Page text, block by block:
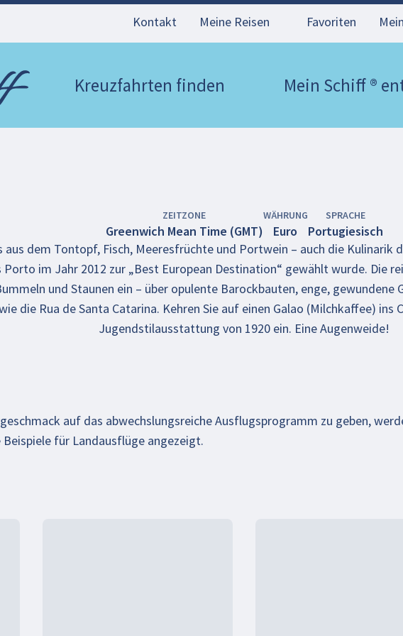
Kontakt Meine Reisen Favoriten
Kreuzfahrten finden Mein Schiff ®
aus dem Tontopf, Fisch, Meeresfrüchte und Portwein – auch die
Porto im Jahr 2012 zur „Best European Destination“ gewählt wurde. Die
und Staunen ein – über opulente Barockbauten, enge, gewundene
die Rua de Santa Catarina. Kehren Sie auf einen Galao (Milchkaffee) ins
Jugendstilausstattung von 1920 ein. Eine Augenweide!
ZEITZONE
Greenwich Mean Time (GMT)
WÄHRUNG
Euro
SPRACHE
Portugiesisch
auf das abwechslungsreiche Ausflugsprogramm zu geben,
für Landausflüge angezeigt.